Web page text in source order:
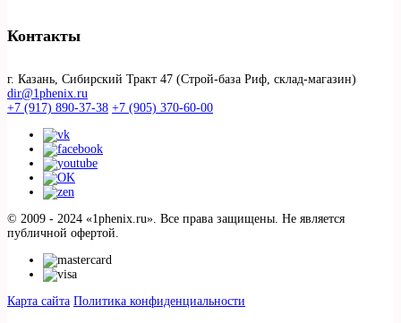
Контакты
г. Казань, Сибирский Тракт 47 (Строй-база Риф, склад-магазин)
dir@1phenix.ru
+7 (917) 890-37-38 +7 (905) 370-60-00
© 2009 - 2024 «1phenix.ru». Все права защищены. Не является
публичной офертой.
Карта сайта Политика конфиденциальности